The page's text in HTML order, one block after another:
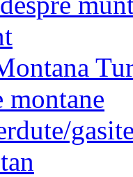
montane